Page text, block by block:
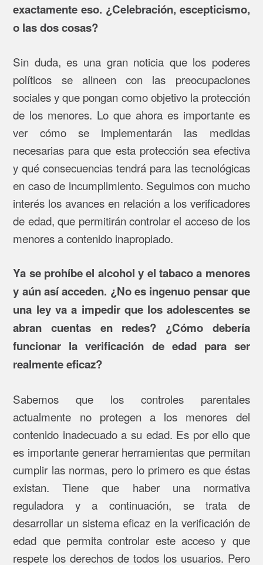
exactamente eso. ¿Celebración, escepticismo,
o las dos cosas?
Sin duda, es una gran noticia que los poderes
políticos se alineen con las preocupaciones
sociales y que pongan como objetivo la protección
de los menores. Lo que ahora es importante es
ver cómo se implementarán las medidas
necesarias para que esta protección sea efectiva
y qué consecuencias tendrá para las tecnológicas
en caso de incumplimiento. Seguimos con mucho
interés los avances en relación a los verificadores
de edad, que permitirán controlar el acceso de los
menores a contenido inapropiado.
Ya se prohíbe el alcohol y el tabaco a menores
y aún así acceden. ¿No es ingenuo pensar que
una ley va a impedir que los adolescentes se
abran cuentas en redes? ¿Cómo debería
funcionar la verificación de edad para ser
realmente eficaz?
Sabemos que los controles parentales
actualmente no protegen a los menores del
contenido inadecuado a su edad. Es por ello que
es importante generar herramientas que permitan
cumplir las normas, pero lo primero es que éstas
existan. Tiene que haber una normativa
reguladora y a continuación, se trata de
desarrollar un sistema eficaz en la verificación de
edad que permita controlar este acceso y que
respete los derechos de todos los usuarios. Pero